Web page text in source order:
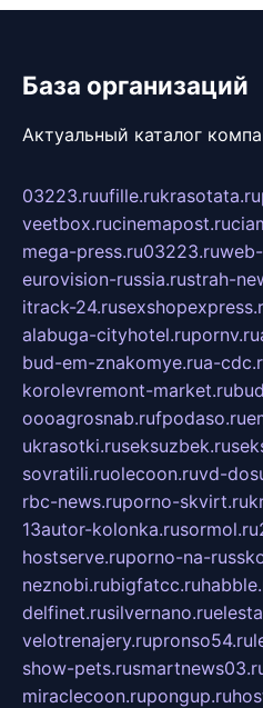
База организаций
Актуальный каталог
03223.ruufille.rukrasotata.ru
veetbox.rucinemapost.ru
mega-press.ru03223.ru
eurovision-russia.rustrah-
itrack-24.ru
alabuga-cityhotel.rupornv.ru
bud-em-znakomye.rua-
korolevremont-market.ru
oooagrosnab.rufpodaso.ru
ukrasotki.ruseksuzbek.ru
sovratili.ruolecoon.ruvd-
rbc-news.ruporno-skvirt.ru
13autor-kolonka.rusormol.ru
hostserve.ruporno-na-
neznobi.rubigfatcc.ru
delfinet.rusilvernano.ru
velotrenajery.rupronso54.ru
show-pets.ru
miraclecoon.rupongup.ru